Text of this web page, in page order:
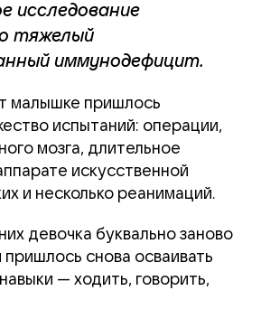
исследование
тяжелый
иммунодефицит.
малышке пришлось
испытаний: операции,
мозга, длительное
искусственной
и несколько реанимаций.
девочка буквально заново
пришлось снова осваивать
— ходить, говорить,